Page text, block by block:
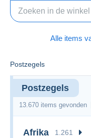
Alle items
Postzegels
Postzegels
13.670 items gevonden
Afrika 1.261